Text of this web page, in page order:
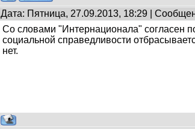
Дата: Пятница, 27.09.2013, 18:29 |
Со словами "Интернационала" согласен
социальной справедливости
нет.